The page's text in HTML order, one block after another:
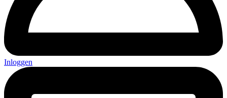
Inloggen